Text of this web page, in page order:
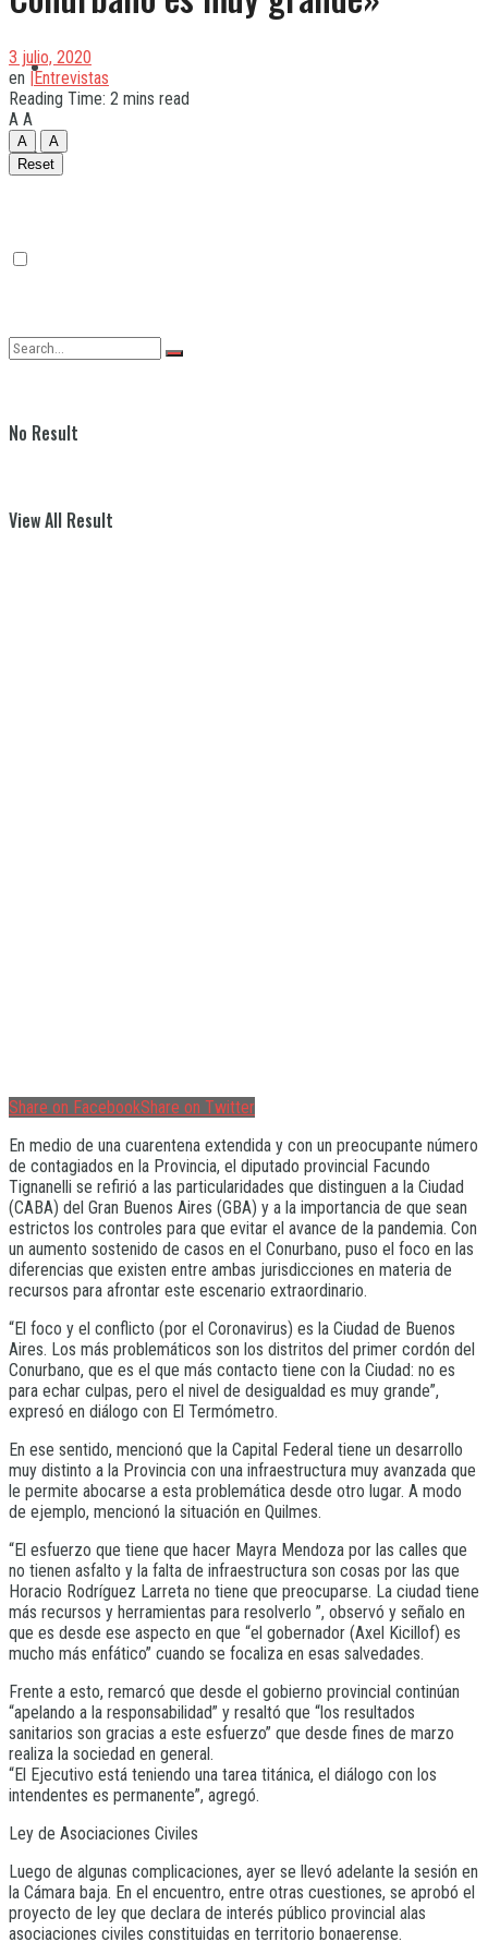
Quilmes
Varela
No Result
View All Result
3 julio, 2020
en |Entrevistas
Reading Time: 2 mins read
A A
A
A
Reset
Share on FacebookShare on Twitter
En medio de una cuarentena extendida y con un preocupante número
de contagiados en la Provincia, el diputado provincial Facundo
Tignanelli se refirió a las particularidades que distinguen a la Ciudad
(CABA) del Gran Buenos Aires (GBA) y a la importancia de que sean
estrictos los controles para que evitar el avance de la pandemia. Con
un aumento sostenido de casos en el Conurbano, puso el foco en las
diferencias que existen entre ambas jurisdicciones en materia de
recursos para afrontar este escenario extraordinario.
“El foco y el conflicto (por el Coronavirus) es la Ciudad de Buenos
Aires. Los más problemáticos son los distritos del primer cordón del
Conurbano, que es el que más contacto tiene con la Ciudad: no es
para echar culpas, pero el nivel de desigualdad es muy grande”,
expresó en diálogo con El Termómetro.
En ese sentido, mencionó que la Capital Federal tiene un desarrollo
muy distinto a la Provincia con una infraestructura muy avanzada que
le permite abocarse a esta problemática desde otro lugar. A modo
de ejemplo, mencionó la situación en Quilmes.
“El esfuerzo que tiene que hacer Mayra Mendoza por las calles que
no tienen asfalto y la falta de infraestructura son cosas por las que
Horacio Rodríguez Larreta no tiene que preocuparse. La ciudad tiene
más recursos y herramientas para resolverlo ”, observó y señalo en
que es desde ese aspecto en que “el gobernador (Axel Kicillof) es
mucho más enfático” cuando se focaliza en esas salvedades.
Frente a esto, remarcó que desde el gobierno provincial continúan
“apelando a la responsabilidad” y resaltó que “los resultados
sanitarios son gracias a este esfuerzo” que desde fines de marzo
realiza la sociedad en general.
“El Ejecutivo está teniendo una tarea titánica, el diálogo con los
intendentes es permanente”, agregó.
Ley de Asociaciones Civiles
Luego de algunas complicaciones, ayer se llevó adelante la sesión en
la Cámara baja. En el encuentro, entre otras cuestiones, se aprobó el
proyecto de ley que declara de interés público provincial alas
asociaciones civiles constituidas en territorio bonaerense.